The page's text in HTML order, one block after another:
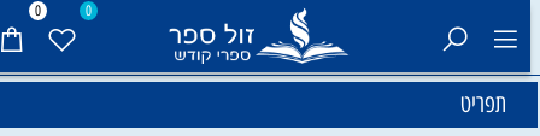
0 0
תפריט